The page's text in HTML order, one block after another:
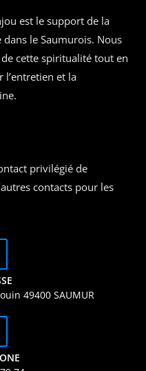
est le support de la
le Saumurois. Nous
cette spiritualité tout en
l’entretien et la
privilégié de
contacts pour les
49400 SAUMUR